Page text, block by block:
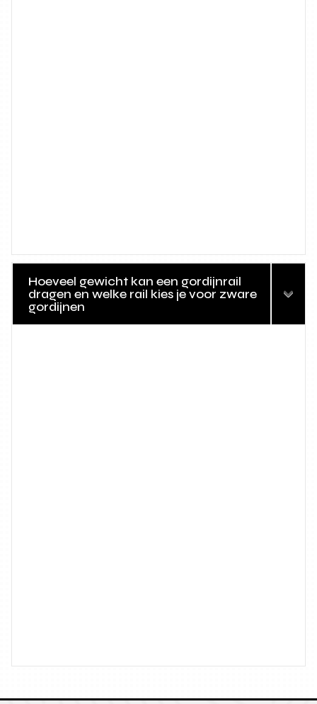
Hoeveel gewicht kan een gordijnrail
dragen en welke rail kies je voor zware
gordijnen